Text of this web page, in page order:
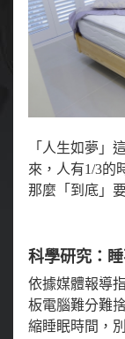
「人生如夢」
來，人有1/3的
那麼「到底」
科學研究：
依據媒體報導
板電腦難分難
縮睡眠時間，